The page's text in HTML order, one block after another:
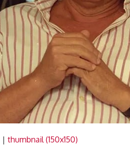
| thumbnail (150x150)